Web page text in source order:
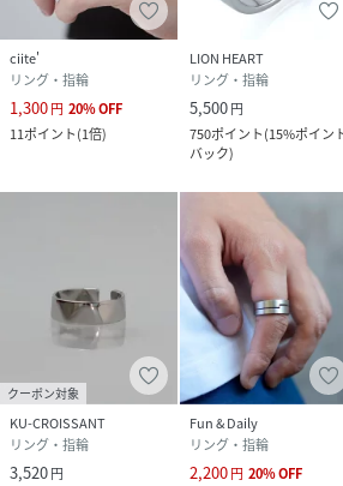
ciite'
リング・指輪
1,300円 20%OFF
11ポイント(1倍)
LION HEART
リング・指輪
5,500円
750ポイント(15%ポイン
バック)
クーポン対象
KU-CROISSANT
リング・指輪
3,520円
Fun & Daily
リング・指輪
2,200円 20%OFF